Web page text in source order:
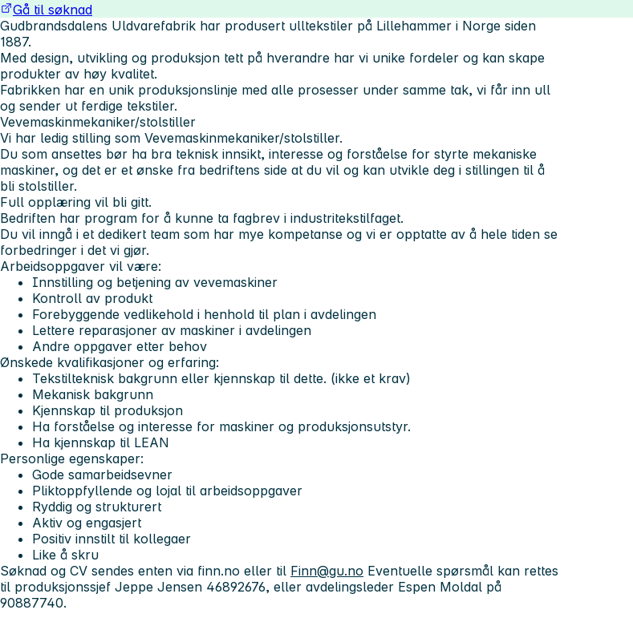
Gå til søknad
Gudbrandsdalens Uldvarefabrik har produsert ulltekstiler på Lillehammer i Norge siden
1887.
Med design, utvikling og produksjon tett på hverandre har vi unike fordeler og kan skape
produkter av høy kvalitet.
Fabrikken har en unik produksjonslinje med alle prosesser under samme tak, vi får inn ull
og sender ut ferdige tekstiler.
Vevemaskinmekaniker/stolstiller
Vi har ledig stilling som Vevemaskinmekaniker/stolstiller.
Du som ansettes bør ha bra teknisk innsikt, interesse og forståelse for styrte mekaniske
maskiner, og det er et ønske fra bedriftens side at du vil og kan utvikle deg i stillingen til å
bli stolstiller.
Full opplæring vil bli gitt.
Bedriften har program for å kunne ta fagbrev i industritekstilfaget.
Du vil inngå i et dedikert team som har mye kompetanse og vi er opptatte av å hele tiden se
forbedringer i det vi gjør.
Arbeidsoppgaver vil være:
Innstilling og betjening av vevemaskiner
Kontroll av produkt
Forebyggende vedlikehold i henhold til plan i avdelingen
Lettere reparasjoner av maskiner i avdelingen
Andre oppgaver etter behov
Ønskede kvalifikasjoner og erfaring:
Tekstilteknisk bakgrunn eller kjennskap til dette. (ikke et krav)
Mekanisk bakgrunn
Kjennskap til produksjon
Ha forståelse og interesse for maskiner og produksjonsutstyr.
Ha kjennskap til LEAN
Personlige egenskaper:
Gode samarbeidsevner
Pliktoppfyllende og lojal til arbeidsoppgaver
Ryddig og strukturert
Aktiv og engasjert
Positiv innstilt til kollegaer
Like å skru
Søknad og CV sendes enten via finn.no eller til Finn@gu.no Eventuelle spørsmål kan rettes
til produksjonssjef Jeppe Jensen 46892676, eller avdelingsleder Espen Moldal på
90887740.